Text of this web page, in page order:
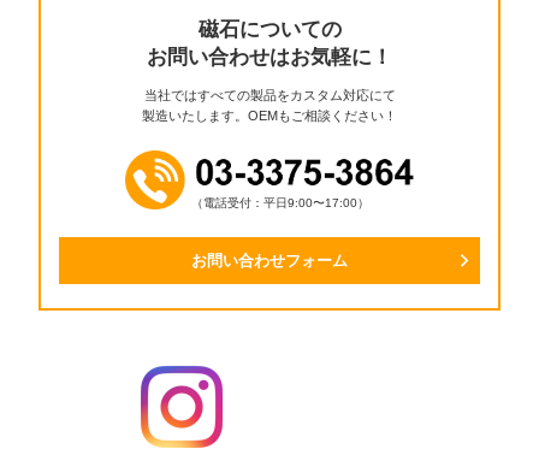
磁石についての
お問い合わせはお気軽に！
当社ではすべての製品をカスタム対応にて
製造いたします。OEMもご相談ください！
（電話受付：平日9:00〜17:00）
お問い合わせフォーム